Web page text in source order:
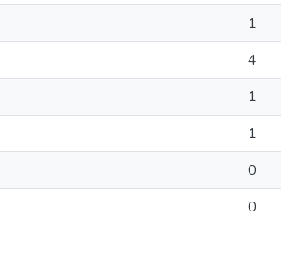
1
4
1
1
0
0